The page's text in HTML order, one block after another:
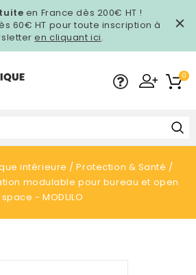
en France dès 200€ HT !
60€ HT pour toute inscription à
en cliquant ici.
0
intérieure
Protection & Santé
modulable pour bureau et open
space - MODULO